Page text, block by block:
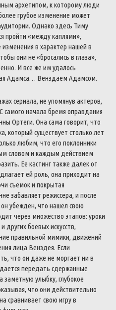
архетипом, к которому люди
грубое изменение может
Однако здесь Тиму
пройти «между каплями»,
в характер нашей в
они не «бросались в глаза»,
И все же им удалось
Адамса… Венздаем Адамсом.
сериала, не упомянув актеров,
начала бремя оправдания
Ортеги. Она сама говорит, что
который существует столько лет
любим, что его поклонники
словом и каждым действием
Ее кастинг также далек от
ей роль, она приходит на
съемок и покрытая
забавляет режиссера, и после
убежден, что нашел свою
через множество этапов: уроки
других боевых искусств,
правильной мимики, движений
лица Венздея. Если
что он даже не моргает ни в
передать сдержанные
заметную улыбку, глубокое
что они действительно
сравнивает свою игру в